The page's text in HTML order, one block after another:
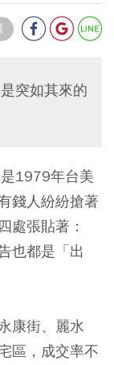
突如其來的
1979年台美
錢人紛紛搶著
處張貼著：
也都是「出
康街、麗水
區，成交率不